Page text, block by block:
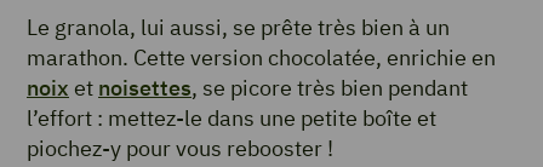
Le granola, lui aussi, se prête très bien à un
marathon. Cette version chocolatée, enrichie en
noix et noisettes, se picore très bien pendant
l’effort : mettez-le dans une petite boîte et
piochez-y pour vous rebooster !